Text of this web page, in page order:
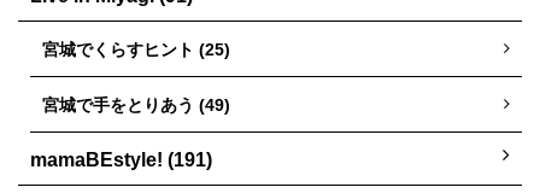
宮城でくらすヒント (25)
宮城で手をとりあう (49)
mamaBEstyle! (191)